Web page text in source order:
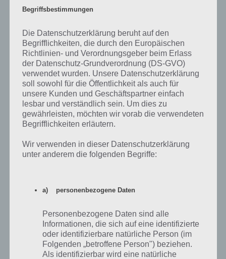
Auf WhatsApp teilen Teilen auf Facebook
Tweet auf Twitter
Nächster Artikel in dieser Serie
Mehr Artikel hier auf Touchportal
Begriffsbestimmungen
Die Datenschutzerklärung beruht auf den
Begrifflichkeiten, die durch den Europäischen
Richtlinien- und Verordnungsgeber beim Erlass
der Datenschutz-Grundverordnung (DS-GVO)
verwendet wurden. Unsere Datenschutzerklärung
soll sowohl für die Öffentlichkeit als auch für
unsere Kunden und Geschäftspartner einfach
lesbar und verständlich sein. Um dies zu
gewährleisten, möchten wir vorab die verwendeten
Begrifflichkeiten erläutern.
Wir verwenden in dieser Datenschutzerklärung
unter anderem die folgenden Begriffe:
a) personenbezogene Daten
Personenbezogene Daten sind alle
Informationen, die sich auf eine identifizierte
oder identifizierbare natürliche Person (im
Folgenden „betroffene Person") beziehen.
Als identifizierbar wird eine natürliche